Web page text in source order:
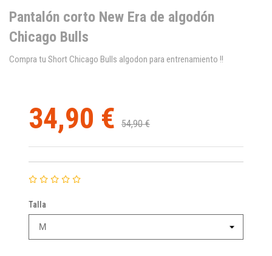
Pantalón corto New Era de algodón
Chicago Bulls
Compra tu Short Chicago Bulls algodon para entrenamiento !!
34,90 € 54,90 €
Talla